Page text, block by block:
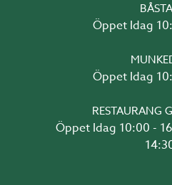
Öppet Idag
Öppet Idag
RESTAURANG
Öppet Idag 10:00 -